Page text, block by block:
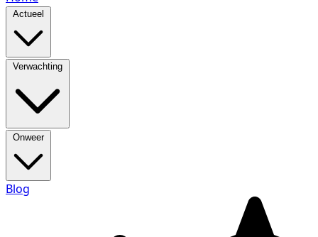
Actueel
Verwachting
Onweer
Blog